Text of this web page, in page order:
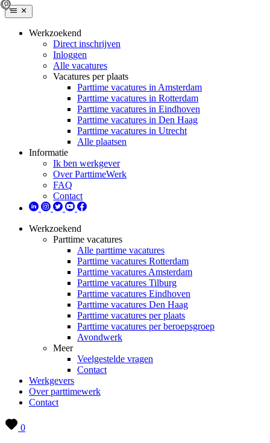
Werkzoekend
Direct inschrijven
Inloggen
Alle vacatures
Vacatures per plaats
Parttime vacatures in Amsterdam
Parttime vacatures in Rotterdam
Parttime vacatures in Eindhoven
Parttime vacatures in Den Haag
Parttime vacatures in Utrecht
Alle plaatsen
Informatie
Ik ben werkgever
Over ParttimeWerk
FAQ
Contact
Werkzoekend
Parttime vacatures
Alle parttime vacatures
Parttime vacatures Rotterdam
Parttime vacatures Amsterdam
Parttime vacatures Tilburg
Parttime vacatures Eindhoven
Parttime vacatures Den Haag
Parttime vacatures per plaats
Parttime vacatures per beroepsgroep
Avondwerk
Meer
Veelgestelde vragen
Contact
Werkgevers
Over parttimewerk
Contact
0